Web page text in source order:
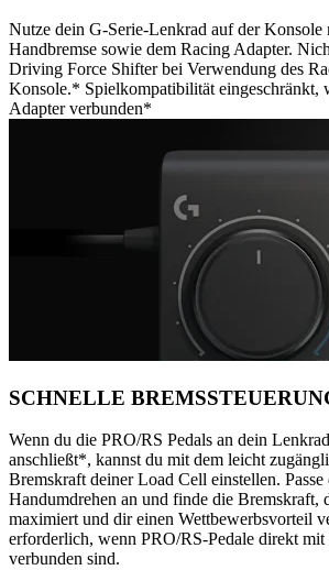
Nutze dein G-Serie-Lenkrad auf der
Handbremse sowie dem Racing Adapter.
Driving Force Shifter bei Verwendung des
Konsole.* Spielkompatibilität eingeschränkt,
Adapter verbunden*
SCHNELLE
Wenn du die PRO/RS Pedals an dein
anschließt*, kannst du mit dem leicht
Bremskraft deiner Load Cell einstellen.
Handumdrehen an und finde die Bremskraft,
maximiert und dir einen Wettbewerbsvorteil
erforderlich, wenn PRO/RS-Pedale direkt
verbunden sind.